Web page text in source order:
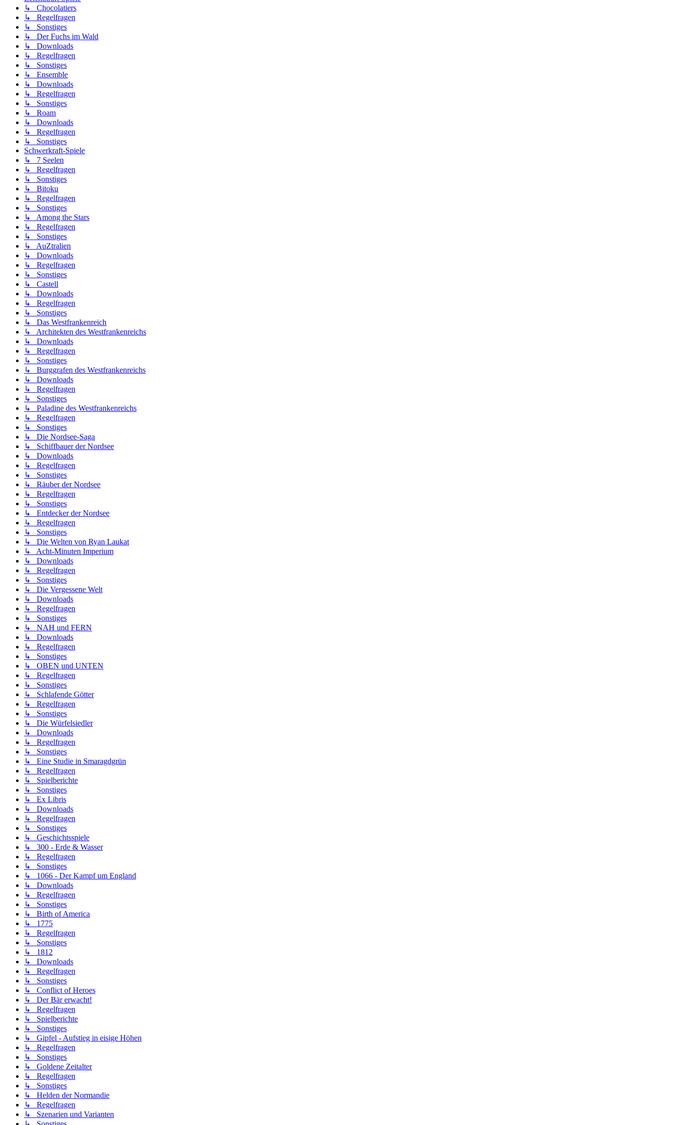
↳ Chocolatiers
↳ Regelfragen
↳ Sonstiges
↳ Der Fuchs im Wald
↳ Downloads
↳ Regelfragen
↳ Sonstiges
↳ Ensemble
↳ Downloads
↳ Regelfragen
↳ Sonstiges
↳ Roam
↳ Downloads
↳ Regelfragen
↳ Sonstiges
Schwerkraft-Spiele
↳ 7 Seelen
↳ Regelfragen
↳ Sonstiges
↳ Bitoku
↳ Regelfragen
↳ Sonstiges
↳ Among the Stars
↳ Regelfragen
↳ Sonstiges
↳ AuZtralien
↳ Downloads
↳ Regelfragen
↳ Sonstiges
↳ Castell
↳ Downloads
↳ Regelfragen
↳ Sonstiges
↳ Das Westfrankenreich
↳ Architekten des Westfrankenreichs
↳ Downloads
↳ Regelfragen
↳ Sonstiges
↳ Burggrafen des Westfrankenreichs
↳ Downloads
↳ Regelfragen
↳ Sonstiges
↳ Paladine des Westfrankenreichs
↳ Regelfragen
↳ Sonstiges
↳ Die Nordsee-Saga
↳ Schiffbauer der Nordsee
↳ Downloads
↳ Regelfragen
↳ Sonstiges
↳ Räuber der Nordsee
↳ Regelfragen
↳ Sonstiges
↳ Entdecker der Nordsee
↳ Regelfragen
↳ Sonstiges
↳ Die Welten von Ryan Laukat
↳ Acht-Minuten Imperium
↳ Downloads
↳ Regelfragen
↳ Sonstiges
↳ Die Vergessene Welt
↳ Downloads
↳ Regelfragen
↳ Sonstiges
↳ NAH und FERN
↳ Downloads
↳ Regelfragen
↳ Sonstiges
↳ OBEN und UNTEN
↳ Regelfragen
↳ Sonstiges
↳ Schlafende Götter
↳ Regelfragen
↳ Sonstiges
↳ Die Würfelsiedler
↳ Downloads
↳ Regelfragen
↳ Sonstiges
↳ Eine Studie in Smaragdgrün
↳ Regelfragen
↳ Spielberichte
↳ Sonstiges
↳ Ex Libris
↳ Downloads
↳ Regelfragen
↳ Sonstiges
↳ Geschichtsspiele
↳ 300 - Erde & Wasser
↳ Regelfragen
↳ Sonstiges
↳ 1066 - Der Kampf um England
↳ Downloads
↳ Regelfragen
↳ Sonstiges
↳ Birth of America
↳ 1775
↳ Regelfragen
↳ Sonstiges
↳ 1812
↳ Downloads
↳ Regelfragen
↳ Sonstiges
↳ Conflict of Heroes
↳ Der Bär erwacht!
↳ Regelfragen
↳ Spielberichte
↳ Sonstiges
↳ Gipfel - Aufstieg in eisige Höhen
↳ Regelfragen
↳ Sonstiges
↳ Goldene Zeitalter
↳ Regelfragen
↳ Sonstiges
↳ Helden der Normandie
↳ Regelfragen
↳ Szenarien und Varianten